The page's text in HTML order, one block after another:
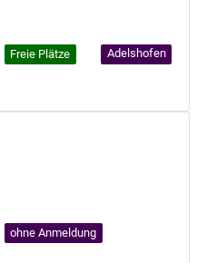
Freie Plätze Adelshofen
ohne Anmeldung